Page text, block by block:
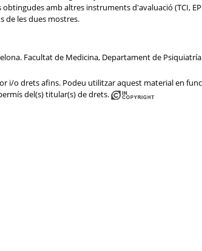
amb altres instruments d'avaluació (TCI,
de les dues mostres.
Facultat de Medicina, Departament de
i/o drets afins. Podeu utilitzar aquest material en
del(s) titular(s) de drets.